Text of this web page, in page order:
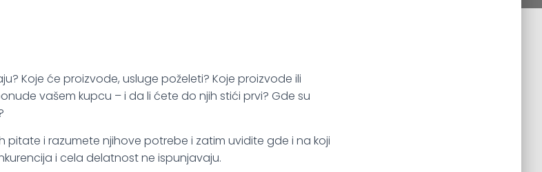
Koje će proizvode, usluge poželeti? Koje proizvode ili
vašem kupcu – i da li ćete do njih stići prvi? Gde su
pitate i razumete njihove potrebe i zatim uvidite gde i na koji
i cela delatnost ne ispunjavaju.